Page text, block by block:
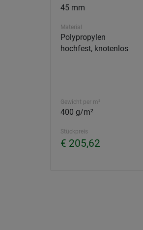
45 mm
Material
Polypropylen
hochfest, knotenlos
Gewicht per m²
400 g/m²
Stückpreis
€ 205,62